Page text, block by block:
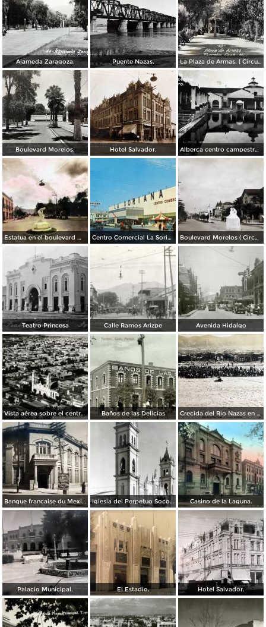
Alameda Zaragoza. Puente Nazas. La Plaza de Armas. ( Circulada el 20 de Abril de 1944 ).
Boulevard Morelos. Hotel Salvador. Alberca centro campestre lagunero.
Estatua en el boulevard Morelos. ( Circulada el 19 de Noviembre de 1936 ). Centro Comercial La Soriana, el primero de esta cadena bajo la modalidad de plaza comercial (circa 1968) Boulevard Morelos ( Circulada el 21 de Enero de 1930 ).
Teatro Princesa Calle Ramos Arizpe Avenida Hidalgo
Vista aérea sobre el centro de Torreón Baños de las Delicias Crecida del Rio Nazas en Torreón, Coahuila ( Circulada el 4 de Octubre de 1910 ).
Banque francaise du Mexique. Iglesia del Perpetuo Socorro. Casino de la Laguna.
Palacio Municipal. El Estadio. Hotel Salvador.